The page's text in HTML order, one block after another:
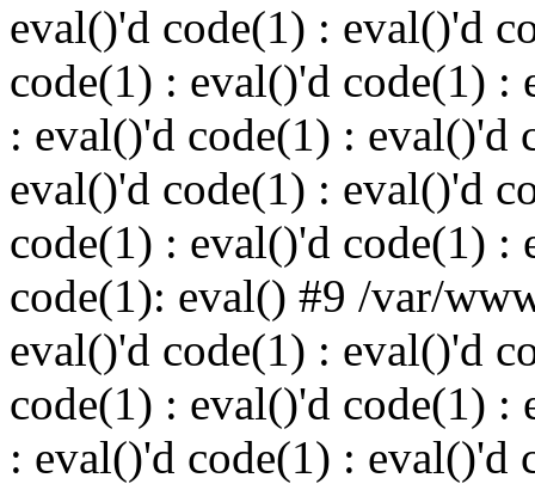
eval()'d code(1) : eval()'d
code(1) : eval()'d code(1) :
: eval()'d code(1) : eval()'d
eval()'d code(1) : eval()'d
code(1) : eval()'d code(1) :
code(1): eval() #9 /var/
eval()'d code(1) : eval()'d
code(1) : eval()'d code(1) :
: eval()'d code(1) : eval()'d